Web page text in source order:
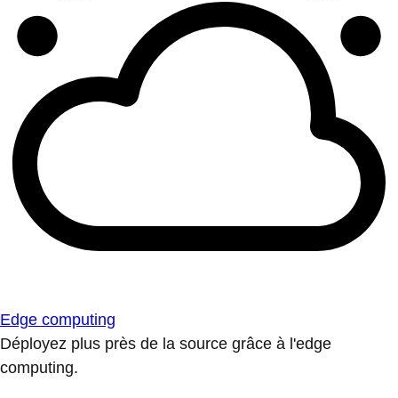
Edge computing
Déployez plus près de la source grâce à l'edge
computing.